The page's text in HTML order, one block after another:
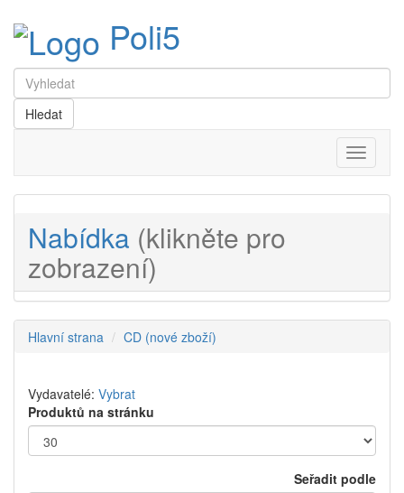
Poli5
Menu
Nabídka (klikněte pro
zobrazení)
Hlavní strana CD (nové zboží)
Vydavatelé: Vybrat
Produktů na stránku
Seřadit podle